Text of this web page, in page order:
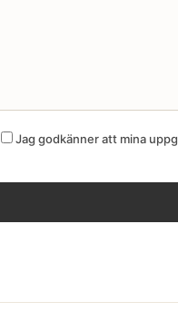
Jag godkänner att mina